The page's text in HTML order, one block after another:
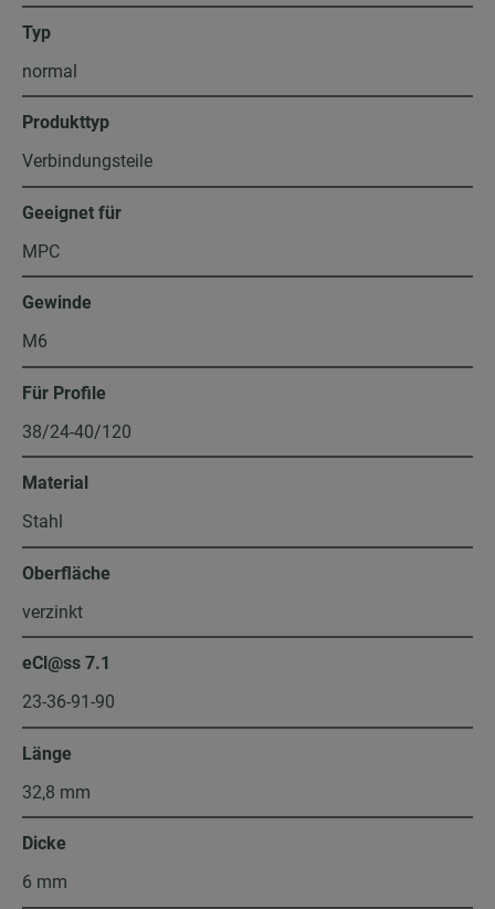
Typ
normal
Produkttyp
Verbindungsteile
Geeignet für
MPC
Gewinde
M6
Für Profile
38/24-40/120
Material
Stahl
Oberfläche
verzinkt
eCl@ss 7.1
23-36-91-90
Länge
32,8 mm
Dicke
6 mm